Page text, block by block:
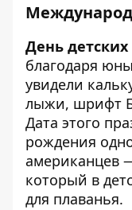
День
благодаря
увидели
лыжи, шрифт
Дата этого
рождения
американцев
который в
для плаванья.